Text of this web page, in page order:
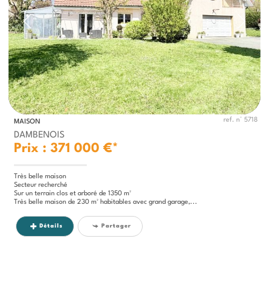
MAISON ref. n° 5718
DAMBENOIS
Prix : 371 000 €*
Très belle maison
Secteur recherché
Sur un terrain clos et arboré de 1350 m²
Très belle maison de 230 m² habitables avec grand garage,...
Détails Partager